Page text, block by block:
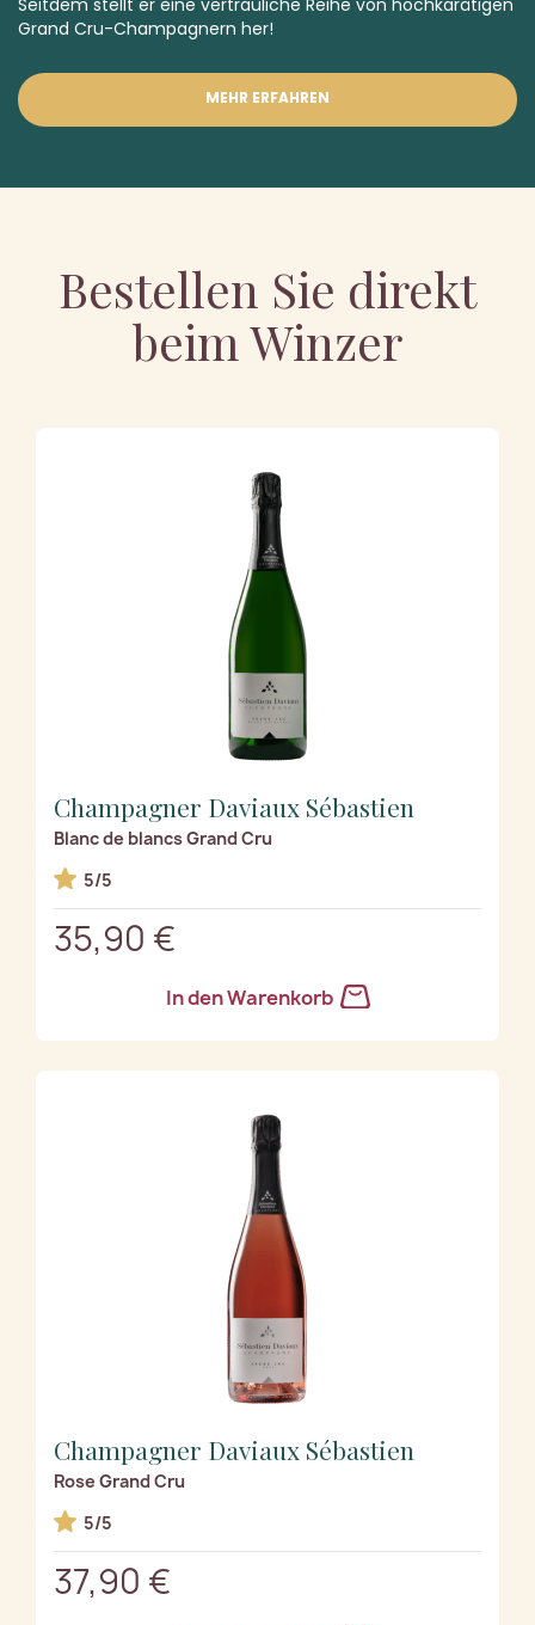
Grand Cru-Champagnern her!
MEHR ERFAHREN
Bestellen Sie direkt
beim Winzer
Champagner Daviaux Sébastien
Blanc de blancs Grand Cru
5/5
35,90 €
In den Warenkorb
Champagner Daviaux Sébastien
Rose Grand Cru
5/5
37,90 €